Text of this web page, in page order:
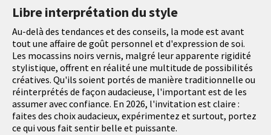
Libre interprétation du style
Au-delà des tendances et des conseils, la mode est avant
tout une affaire de goût personnel et d'expression de soi.
Les mocassins noirs vernis, malgré leur apparente rigidité
stylistique, offrent en réalité une multitude de possibilités
créatives. Qu'ils soient portés de manière traditionnelle ou
réinterprétés de façon audacieuse, l'important est de les
assumer avec confiance. En 2026, l'invitation est claire :
faites des choix audacieux, expérimentez et surtout, portez
ce qui vous fait sentir belle et puissante.